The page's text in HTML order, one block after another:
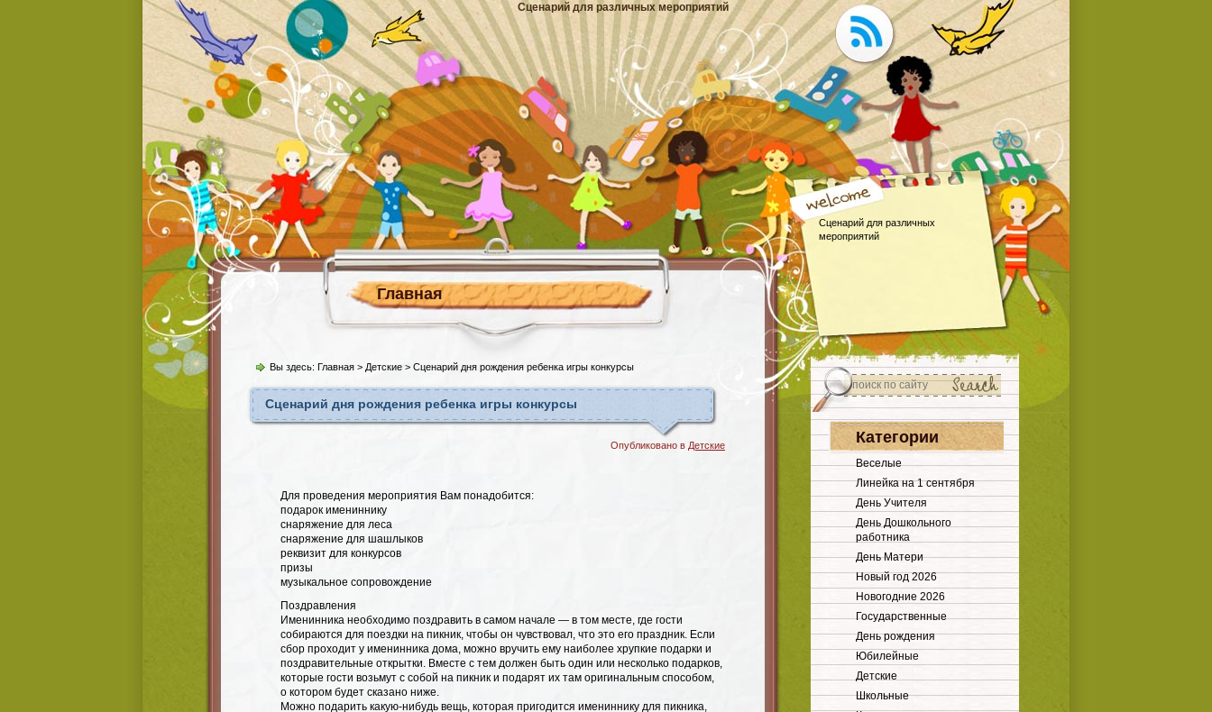
Сценарий для различных мероприятий
Главная
Сценарий для различных
мероприятий
Вы здесь: Главная > Детские > Сценарий дня рождения ребенка игры конкурсы
Сценарий дня рождения ребенка игры конкурсы
Опубликовано в Детские
Для проведения мероприятия Вам понадобится:
подарок имениннику
снаряжение для леса
снаряжение для шашлыков
реквизит для конкурсов
призы
музыкальное сопровождение
Поздравления
Именинника необходимо поздравить в самом начале — в том месте, где гости
собираются для поездки на пикник, чтобы он чувствовал, что это его праздник. Если
сбор проходит у именинника дома, можно вручить ему наиболее хрупкие подарки и
поздравительные открытки. Вместе с тем должен быть один или несколько подарков,
которые гости возьмут с собой на пикник и подарят их там оригинальным способом,
о котором будет сказано ниже.
Можно подарить какую-нибудь вещь, которая пригодится имениннику для пикника,
Категории
Веселые
Линейка на 1 сентября
День Учителя
День Дошкольного
работника
День Матери
Новый год 2026
Новогодние 2026
Государственные
День рождения
Юбилейные
Детские
Школьные